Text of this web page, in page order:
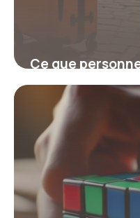
Ce que
sur la
la Tunisie :
incontournable
serein
22 mai 2026